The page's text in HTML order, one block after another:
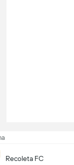
Recoleta FC